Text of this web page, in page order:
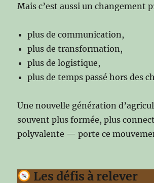
Mais c’est aussi un changement
plus de communication,
plus de transformation,
plus de logistique,
plus de temps passé hors des
Une nouvelle génération
souvent plus formée, plus
polyvalente — porte ce
Les défis à relever